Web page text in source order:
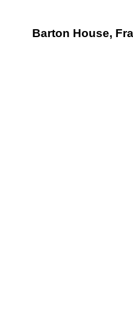
Barton House,